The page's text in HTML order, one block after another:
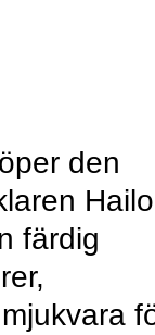
den
färdig